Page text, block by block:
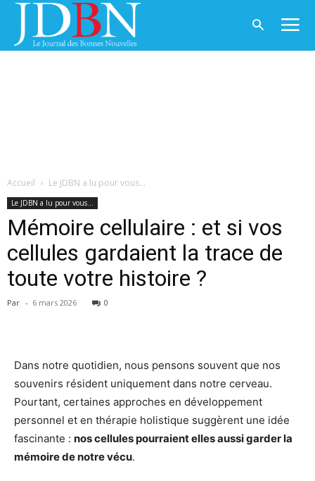
Accueil Le JDBN a lu pour vous...
Le JDBN a lu pour vous...
Mémoire cellulaire : et si vos
cellules gardaient la trace de
toute votre histoire ?
Par - 6 mars 2026 0
Dans notre quotidien, nous pensons souvent que nos
souvenirs résident uniquement dans notre cerveau.
Pourtant, certaines approches en développement
personnel et en thérapie holistique suggèrent une idée
fascinante : nos cellules pourraient elles aussi garder la
mémoire de notre vécu.